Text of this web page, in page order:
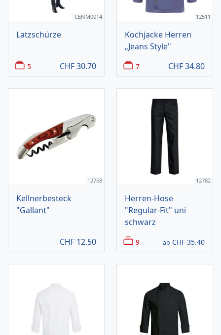
CENM0014
Latzschürze
5 CHF30.70
12511
Kochjacke Herren
„Jeans Style"
7 CHF34.80
12758
Kellnerbesteck
"Gallant"
CHF 12.50
12782
Herren-Hose
"Regular-Fit" uni
schwarz
9 ab CHF 35.40